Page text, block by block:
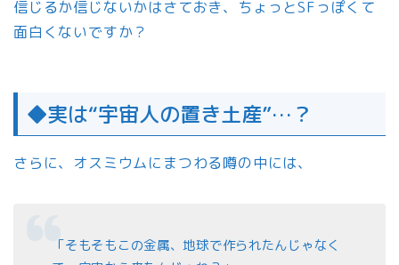
信じるか信じないかはさておき、ちょっとSFっぽくて
面白くないですか？
◆実は“宇宙人の置き土産”…？
さらに、オスミウムにまつわる噂の中には、
「そもそもこの金属、地球で作られたんじゃなく